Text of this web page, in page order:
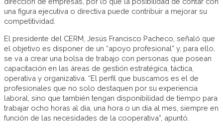
una figura ejecutiva o directiva puede contribuir a mejorar su
competitividad.
El presidente del CERM, Jesús Francisco Pacheco, señaló que
el objetivo es disponer de un “apoyo profesional” y, para ello,
se va a crear una bolsa de trabajo con personas que posean
capacitación en las áreas de gestión estratégica, táctica,
operativa y organizativa. “El perfil que buscamos es el de
profesionales que no solo destaquen por su experiencia
laboral, sino que también tengan disponibilidad de tiempo para
trabajar ocho horas al día, una hora o un día al mes, siempre en
función de las necesidades de la cooperativa”, apuntó.